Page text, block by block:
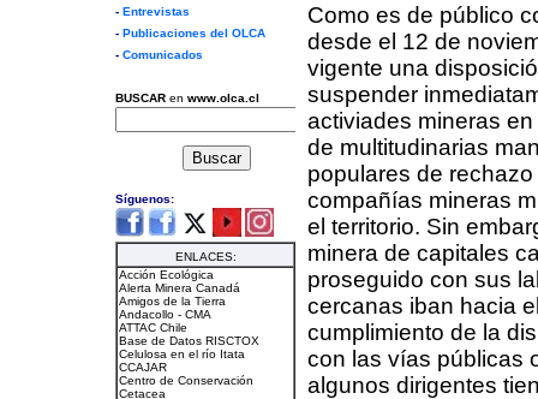
Como es de público
desde el 12 de
vigente una
suspender
activiades mineras
de multitudinarias
populares de
compañías mineras
el territorio. Sin
minera de capitales
proseguido con sus
cercanas iban hacia
cumplimiento de la
con las vías públicas
algunos dirigentes